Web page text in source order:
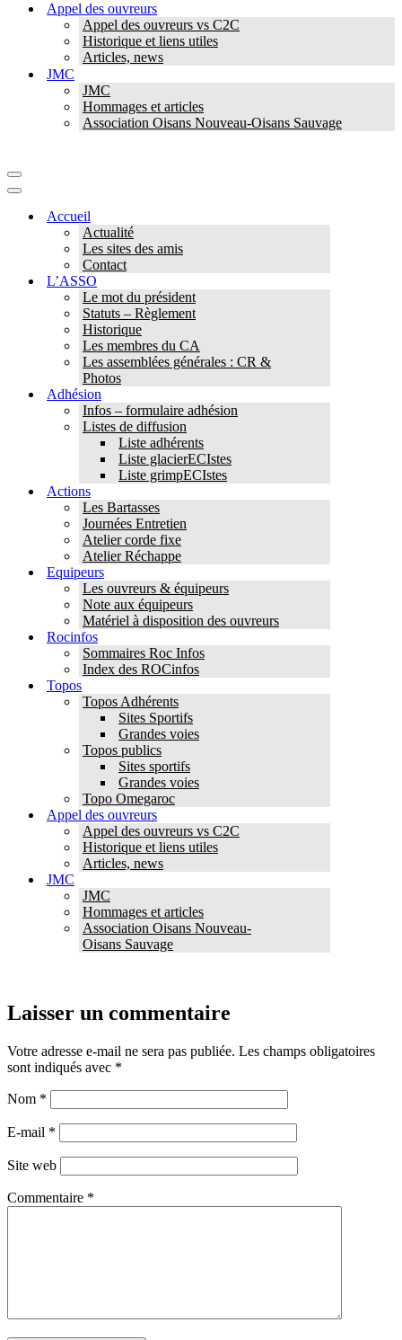
Appel des ouvreurs
Appel des ouvreurs vs C2C
Historique et liens utiles
Articles, news
JMC
JMC
Hommages et articles
Association Oisans Nouveau-Oisans Sauvage
Menu
de
Menu
navigationAccueil
Actualité
Les sites des amis
Contact
L’ASSO
Le mot du président
Statuts – Règlement
Historique
Les membres du CA
Les assemblées générales : CR &
Photos
Adhésion
Infos – formulaire adhésion
Listes de diffusion
Liste adhérents
Liste glacierECIstes
Liste grimpECIstes
Actions
Les Bartasses
Journées Entretien
Atelier corde fixe
Atelier Réchappe
Equipeurs
Les ouvreurs & équipeurs
Note aux équipeurs
Matériel à disposition des ouvreurs
Rocinfos
Sommaires Roc Infos
Index des ROCinfos
Topos
Topos Adhérents
Sites Sportifs
Grandes voies
Topos publics
Sites sportifs
Grandes voies
Topo Omegaroc
Appel des ouvreurs
Appel des ouvreurs vs C2C
Historique et liens utiles
Articles, news
JMC
JMC
Hommages et articles
Association Oisans Nouveau-
Oisans Sauvage
Laisser un commentaire
Votre adresse e-mail ne sera pas publiée. Les champs obligatoires
sont indiqués avec *
Nom *
E-mail *
Site web
Commentaire *